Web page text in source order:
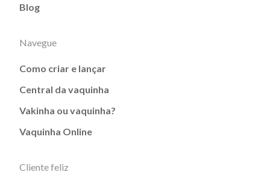
Blog
Navegue
Como criar e lançar
Central da vaquinha
Vakinha ou vaquinha?
Vaquinha Online
Cliente feliz